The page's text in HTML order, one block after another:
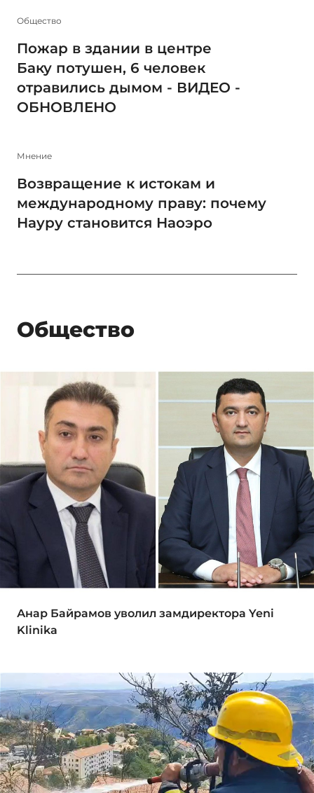
Общество
Пожар в здании в центре
Баку потушен, 6 человек
отравились дымом - ВИДЕО -
ОБНОВЛЕНО
Мнение
Возвращение к истокам и
международному праву: почему
Науру становится Наоэро
Общество
Анар Байрамов уволил замдиректора Yeni
Klinika